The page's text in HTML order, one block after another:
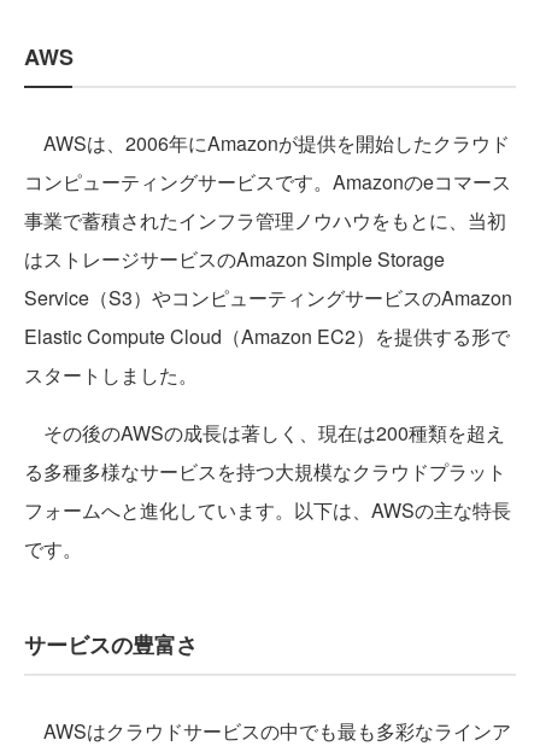
AWS
AWSは、2006年にAmazonが提供を開始したクラウド
コンピューティングサービスです。Amazonのeコマース
事業で蓄積されたインフラ管理ノウハウをもとに、当初
はストレージサービスのAmazon Simple Storage
Service（S3）やコンピューティングサービスのAmazon
Elastic Compute Cloud（Amazon EC2）を提供する形で
スタートしました。
その後のAWSの成長は著しく、現在は200種類を超え
る多種多様なサービスを持つ大規模なクラウドプラット
フォームへと進化しています。以下は、AWSの主な特長
です。
サービスの豊富さ
AWSはクラウドサービスの中でも最も多彩なラインア